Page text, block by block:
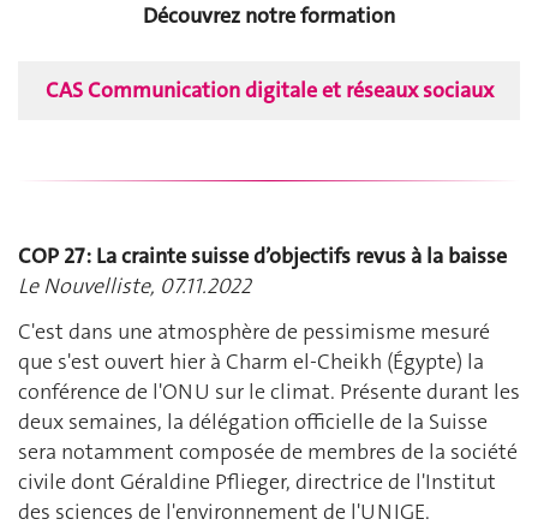
Découvrez notre formation
CAS Communication digitale et réseaux sociaux
COP 27 : La crainte suisse d’objectifs revus à la baisse
Le Nouvelliste, 07.11.2022
C'est dans une atmosphère de pessimisme mesuré
que s'est ouvert hier à Charm el-Cheikh (Égypte) la
conférence de l'ONU sur le climat. Présente durant les
deux semaines, la délégation officielle de la Suisse
sera notamment composée de membres de la société
civile dont Géraldine Pflieger, directrice de l'Institut
des sciences de l'environnement de l'UNIGE.